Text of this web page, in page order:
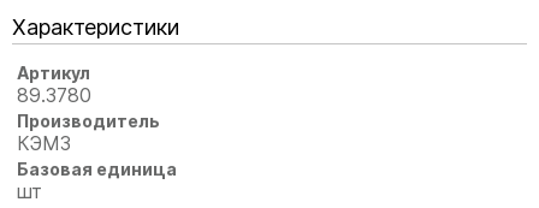
Характеристики
Артикул
89.3780
Производитель
КЭМЗ
Базовая единица
шт